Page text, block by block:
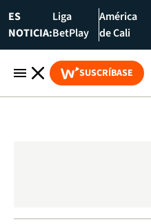
ES
NOTICIA:
Liga
BetPlay
América
de Cali
SUSCRÍBASE